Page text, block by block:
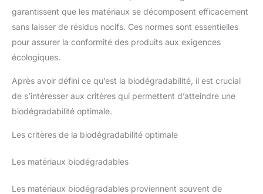
garantissent que les matériaux se décomposent efficacement
sans laisser de résidus nocifs. Ces normes sont essentielles
pour assurer la conformité des produits aux exigences
écologiques.
Après avoir défini ce qu’est la biodégradabilité, il est crucial
de s’intéresser aux critères qui permettent d’atteindre une
biodégradabilité optimale.
Les critères de la biodégradabilité optimale
Les matériaux biodégradables
Les matériaux biodégradables proviennent souvent de